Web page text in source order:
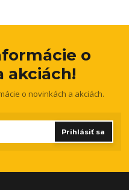
o
akciách!
o novinkách a akciách.
Prihlásiť sa